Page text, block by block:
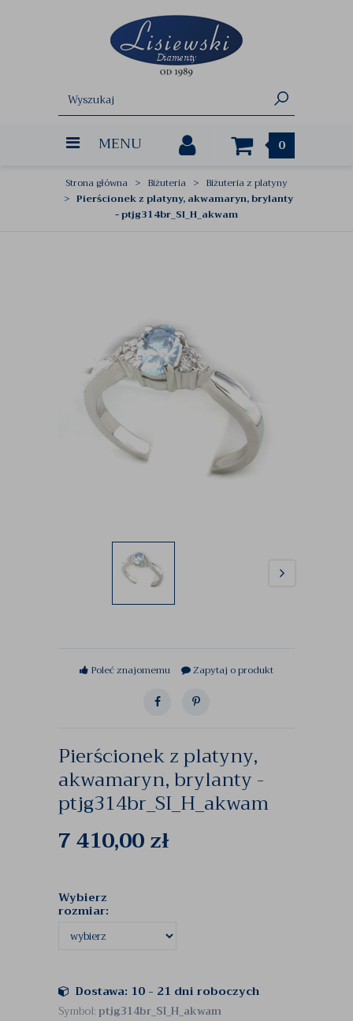
MENU 0
Strona główna Biżuteria
Biżuteria z platyny
Pierścionek z platyny, akwamaryn, brylanty
- ptjg314br_SI_H_akwam
Poleć znajomemu Zapytaj o produkt
Pierścionek z platyny,
akwamaryn, brylanty -
ptjg314br_SI_H_akwam
7 410,00zł
Wybierz
rozmiar:
Dostawa: 10 - 21 dni roboczych
Symbol:ptjg314br_SI_H_akwam